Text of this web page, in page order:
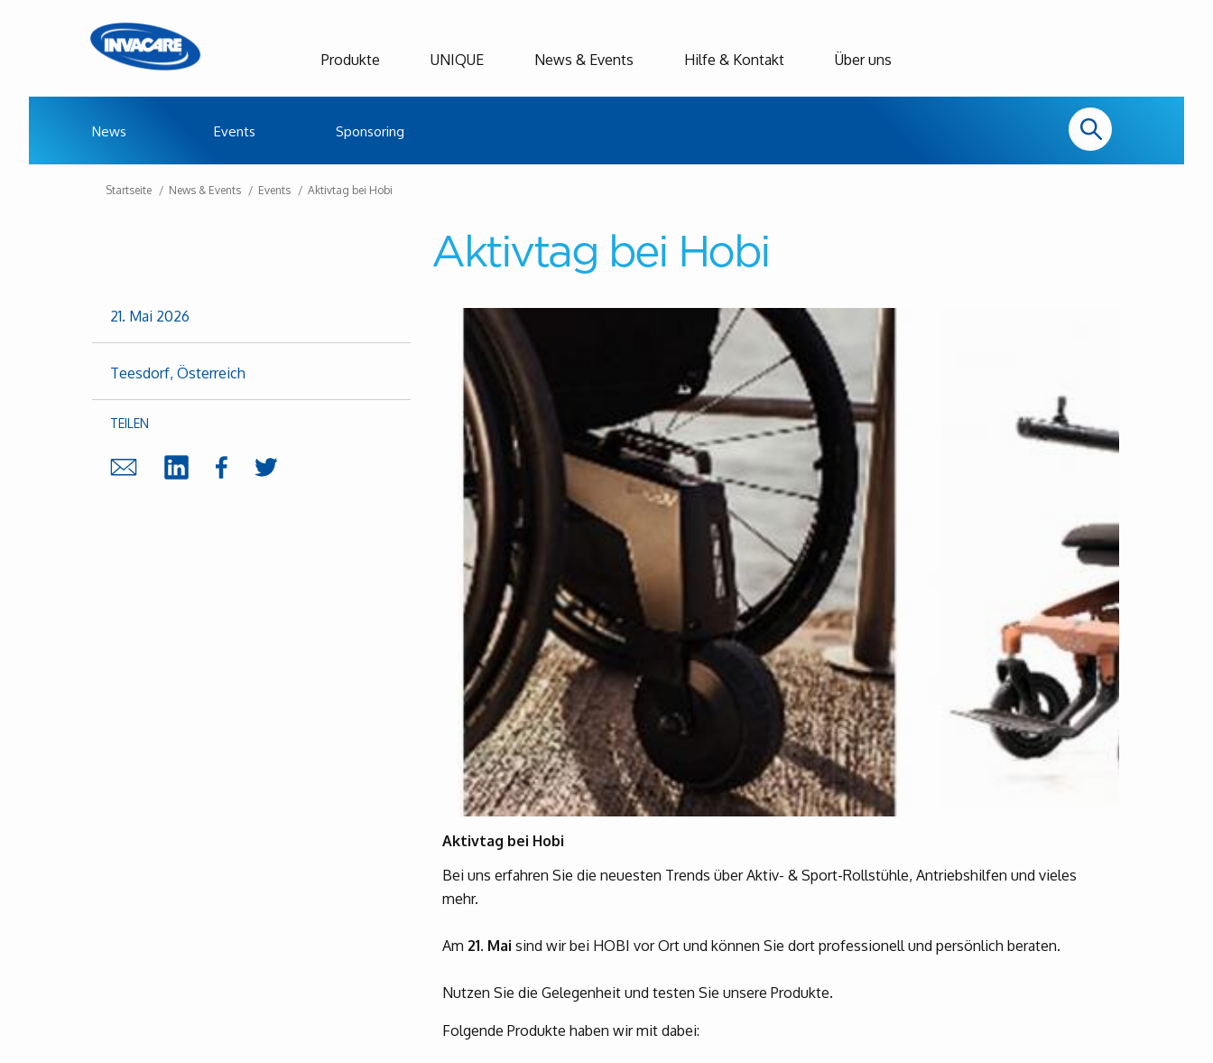
Produkte UNIQUE News & Events
News Events Sponsoring
Hilfe & Kontakt Über uns
Startseite News & Events Events Aktivtag bei Hobi
Aktivtag bei Hobi
21. Mai 2026
Teesdorf, Österreich
TEILEN
Aktivtag bei Hobi
Bei uns erfahren Sie die neuesten Trends über Aktiv- & Sport-Rollstühle, Antriebshilfen und vieles
mehr.
Am 21. Mai sind wir bei HOBI vor Ort und können Sie dort professionell und persönlich beraten.
Nutzen Sie die Gelegenheit und testen Sie unsere Produkte.
Folgende Produkte haben wir mit dabei: